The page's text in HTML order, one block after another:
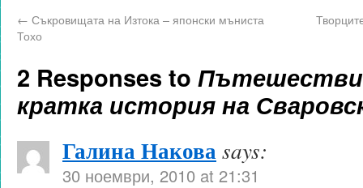
← Съкровищата на Изтока – японски мъниста
Тохо
2 Responses to
кратка история на
Галина Накова says:
30 ноември, 2010 at 21:31